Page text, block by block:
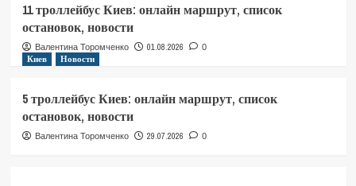
11 троллейбус Киев: онлайн маршрут, список
остановок, новости
Валентина Торомченко 01.08.2026 0
Киев Новости
5 троллейбус Киев: онлайн маршрут, список
остановок, новости
Валентина Торомченко 29.07.2026 0